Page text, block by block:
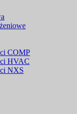
COMP
HVAC
NXS